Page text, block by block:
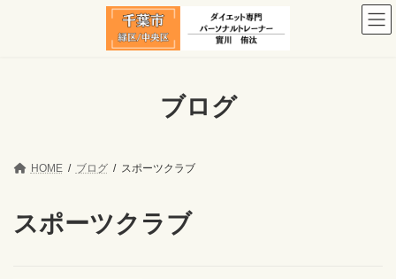
ブログ
HOME ブログ スポーツクラブ
スポーツクラブ